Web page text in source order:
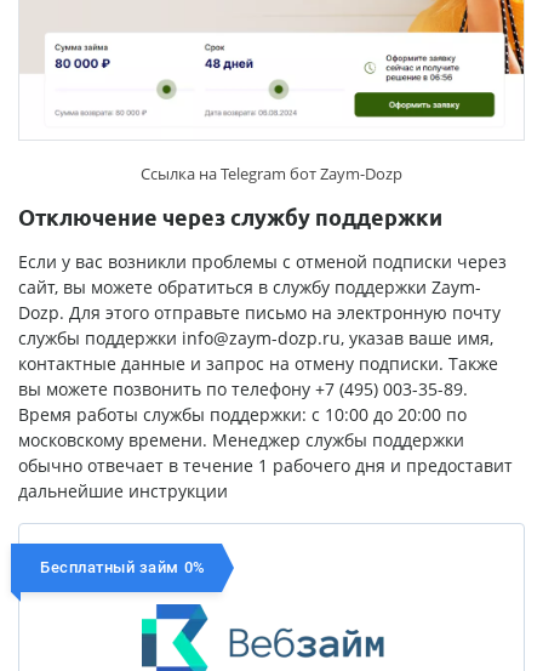
Ссылка на Telegram бот Zaym-Dozp
Отключение через службу поддержки
Если у вас возникли проблемы с отменой подписки через
сайт, вы можете обратиться в службу поддержки Zaym-
Dozp. Для этого отправьте письмо на электронную почту
службы поддержки info@zaym-dozp.ru, указав ваше имя,
контактные данные и запрос на отмену подписки. Также
вы можете позвонить по телефону +7 (495) 003-35-89.
Время работы службы поддержки: с 10:00 до 20:00 по
московскому времени. Менеджер службы поддержки
обычно отвечает в течение 1 рабочего дня и предоставит
дальнейшие инструкции
Бесплатный займ 0%